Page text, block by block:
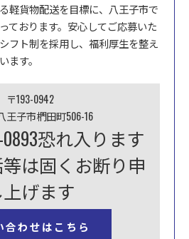
軽貨物配送を目標に、八王子市で
ております。安心してご応募いた
フト制を採用し、福利厚生を整え
ます。
〒193-0942
王子市椚田町506-16
0893恐れ入ります
は固くお断り申
上げます
合わせはこちら